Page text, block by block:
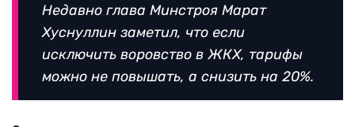
Недавно глава Минстроя Марат
Хуснуллин заметил, что если
исключить воровство в ЖКХ, тарифы
можно не повышать, а снизить на 20%.